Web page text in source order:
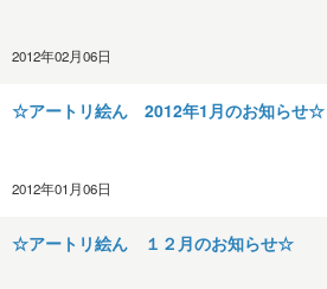
2012年02月06日
☆アートリ絵ん 2012年1月のお知らせ☆
2012年01月06日
☆アートリ絵ん １２月のお知らせ☆